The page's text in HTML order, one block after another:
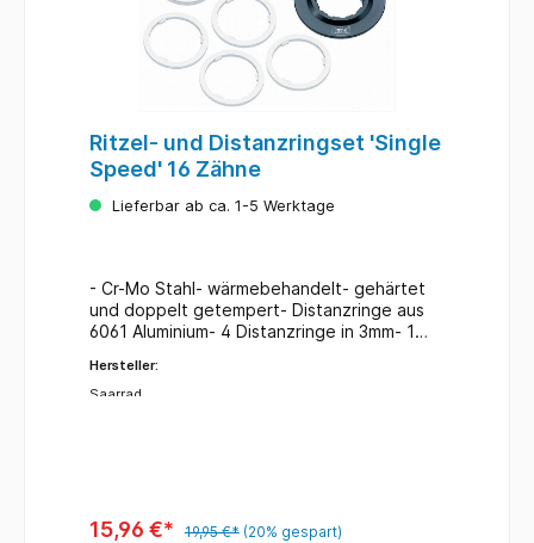
Ritzel- und Distanzringset 'Single
Speed' 16 Zähne
Lieferbar ab ca. 1-5 Werktage
- Cr-Mo Stahl- wärmebehandelt- gehärtet
und doppelt getempert- Distanzringe aus
6061 Aluminium- 4 Distanzringe in 3mm- 1
Hersteller:
Saarrad
15,96 €* 19,95 €* (20% gespart)